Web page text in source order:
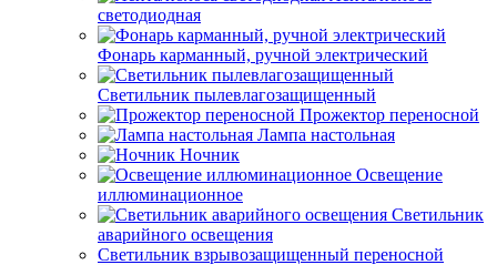
светодиодная
Фонарь карманный, ручной электрический
Светильник пылевлагозащищенный
Прожектор переносной
Лампа настольная
Ночник
Освещение
иллюминационное
Светильник
аварийного освещения
Светильник взрывозащищенный переносной